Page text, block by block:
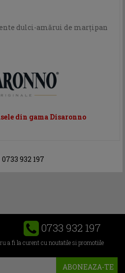
dulci-amărui de marţipan
din gama Disaronno
0733 932 197
0733 932 197
a fi la curent cu noutatile si promotiile
ABONEAZA-TE